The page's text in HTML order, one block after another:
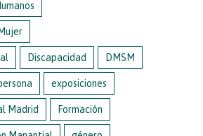
Discapacidad DMSM
exposiciones
Madrid Formación